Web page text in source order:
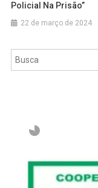
Policial Na Prisão”
22 de março de 2024
Pesquisar